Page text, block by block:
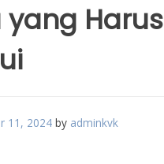
yang Harus
11, 2024 by adminkvk